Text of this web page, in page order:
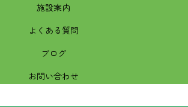
施設案内
よくある質問
ブログ
お問い合わせ